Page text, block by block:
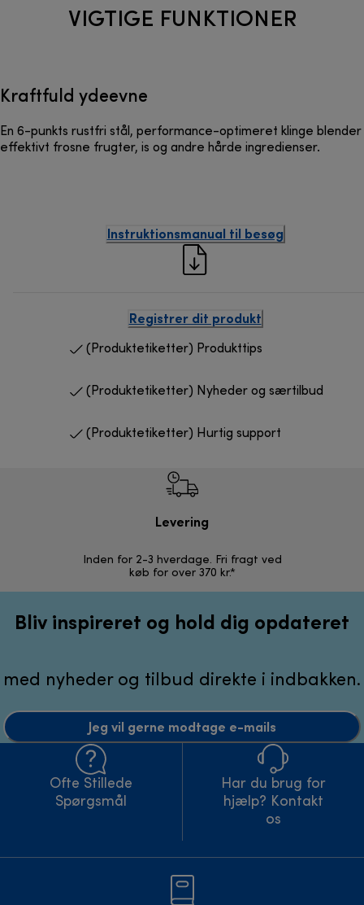
VIGTIGE FUNKTIONER
Kraftfuld ydeevne
En 6-punkts rustfri stål, performance-optimeret klinge blender
effektivt frosne frugter, is og andre hårde ingredienser.
Instruktionsmanual til besøg
Registrer dit produkt
(Produktetiketter) Produkttips
(Produktetiketter) Nyheder og særtilbud
(Produktetiketter) Hurtig support
Levering
Inden for 2-3 hverdage. Fri fragt ved
køb for over 370 kr.*
Bliv inspireret og hold dig opdateret
med nyheder og tilbud direkte i indbakken.
Jeg vil gerne modtage e-mails
Ofte Stillede
Spørgsmål
Har du brug for
hjælp? Kontakt
os